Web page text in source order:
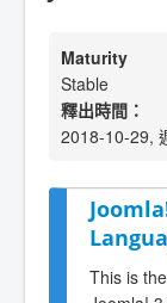
Maturity
Stable
釋出時間：
2018-10-29,
This is